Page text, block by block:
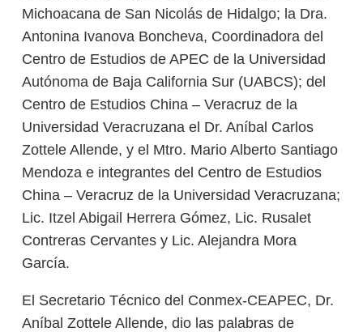
Michoacana de San Nicolás de Hidalgo; la Dra.
Antonina Ivanova Boncheva, Coordinadora del
Centro de Estudios de APEC de la Universidad
Autónoma de Baja California Sur (UABCS); del
Centro de Estudios China – Veracruz de la
Universidad Veracruzana el Dr. Aníbal Carlos
Zottele Allende, y el Mtro. Mario Alberto Santiago
Mendoza e integrantes del Centro de Estudios
China – Veracruz de la Universidad Veracruzana;
Lic. Itzel Abigail Herrera Gómez, Lic. Rusalet
Contreras Cervantes y Lic. Alejandra Mora
García.
El Secretario Técnico del Conmex-CEAPEC, Dr.
Aníbal Zottele Allende, dio las palabras de